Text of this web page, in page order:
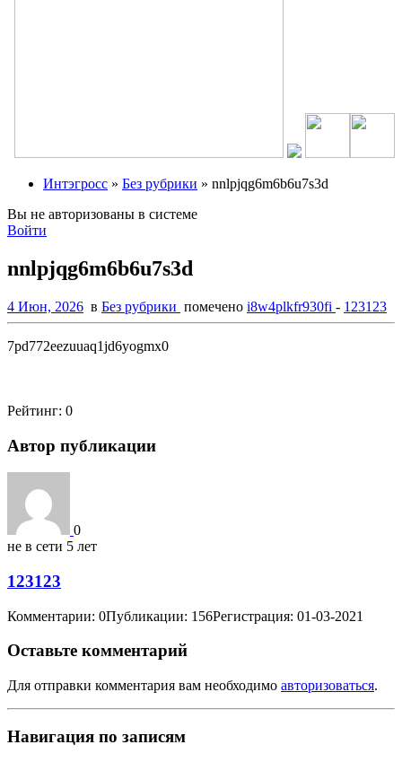
Интэгросс » Без рубрики » nnlpjqg6m6b6u7s3d
Вы не авторизованы в системе
Войти
nnlpjqg6m6b6u7s3d
4 Июн, 2026 в Без рубрики помечено i8w4plkfr930fi - 123123
7pd772eezuuaq1jd6yogmx0
Рейтинг: 0
Автор публикации
0
не в сети 5 лет
123123
Комментарии: 0Публикации: 156Регистрация: 01-03-2021
Оставьте комментарий
Для отправки комментария вам необходимо авторизоваться.
Навигация по записям